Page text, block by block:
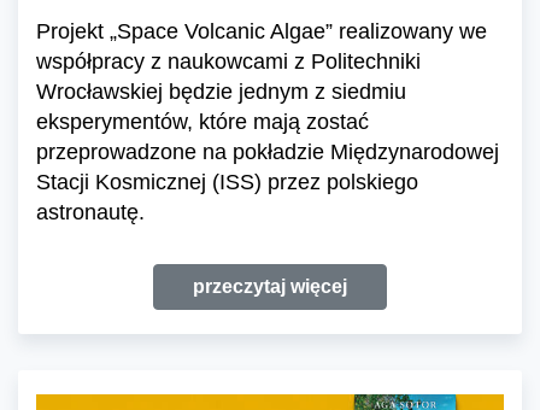
Projekt „Space Volcanic Algae” realizowany we
współpracy z naukowcami z Politechniki
Wrocławskiej będzie jednym z siedmiu
eksperymentów, które mają zostać
przeprowadzone na pokładzie Międzynarodowej
Stacji Kosmicznej (ISS) przez polskiego
astronautę.
przeczytaj więcej